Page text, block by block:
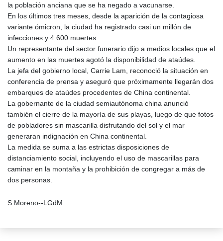
la población anciana que se ha negado a vacunarse.
En los últimos tres meses, desde la aparición de la contagiosa
variante ómicron, la ciudad ha registrado casi un millón de
infecciones y 4.600 muertes.
Un representante del sector funerario dijo a medios locales que el
aumento en las muertes agotó la disponibilidad de ataúdes.
La jefa del gobierno local, Carrie Lam, reconoció la situación en
conferencia de prensa y aseguró que próximamente llegarán dos
embarques de ataúdes procedentes de China continental.
La gobernante de la ciudad semiautónoma china anunció
también el cierre de la mayoría de sus playas, luego de que fotos
de pobladores sin mascarilla disfrutando del sol y el mar
generaran indignación en China continental.
La medida se suma a las estrictas disposiciones de
distanciamiento social, incluyendo el uso de mascarillas para
caminar en la montaña y la prohibición de congregar a más de
dos personas.
S.Moreno--LGdM